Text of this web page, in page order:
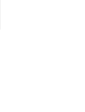
de € 64,99 à